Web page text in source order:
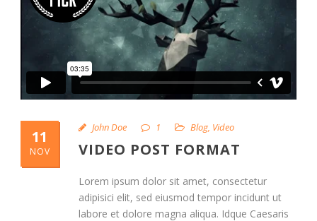
11
NOV
John Doe 1 Blog, Video
VIDEO POST FORMAT
Lorem ipsum dolor sit amet, consectetur
adipisici elit, sed eiusmod tempor incidunt ut
labore et dolore magna aliqua. Idque Caesaris